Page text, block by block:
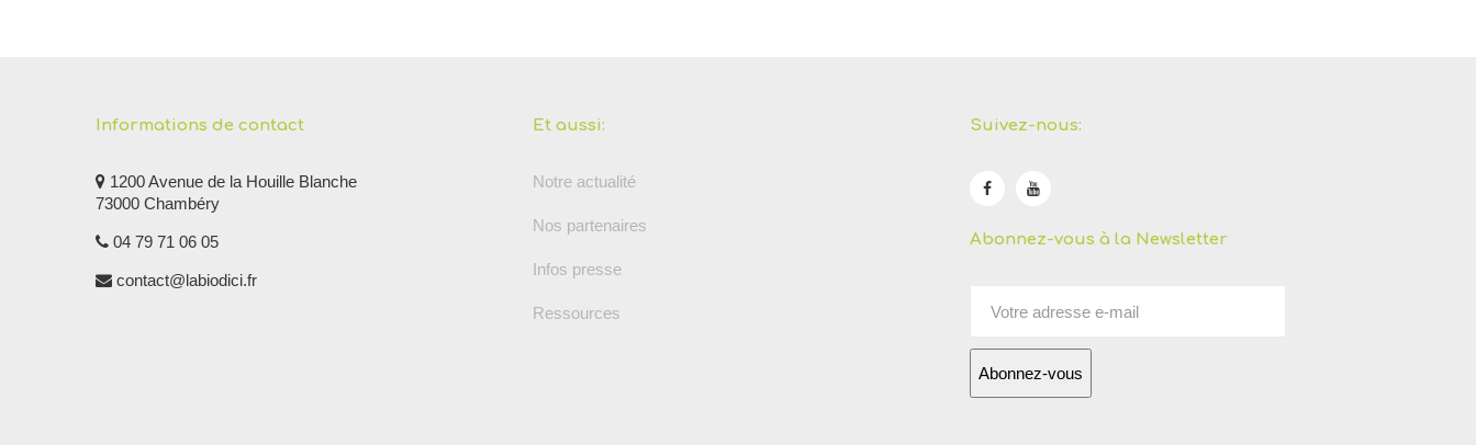
Informations de contact
1200 Avenue de la Houille Blanche
73000 Chambéry
04 79 71 06 05
contact@labiodici.fr
Et aussi:
Notre actualité
Nos partenaires
Infos presse
Ressources
Suivez-nous:
Abonnez-vous à la Newsletter